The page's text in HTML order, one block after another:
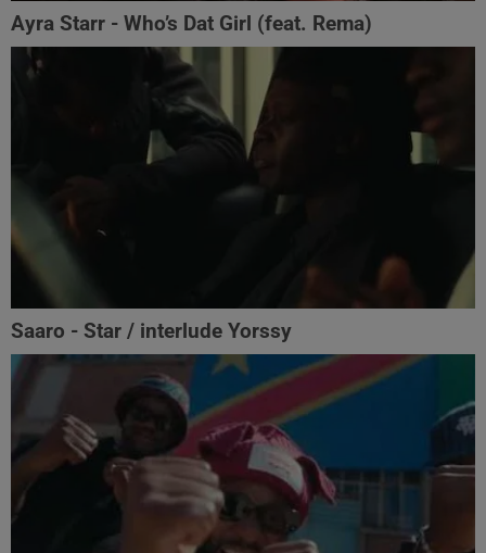
Ayra Starr - Who’s Dat Girl (feat. Rema)
Saaro - Star / interlude Yorssy